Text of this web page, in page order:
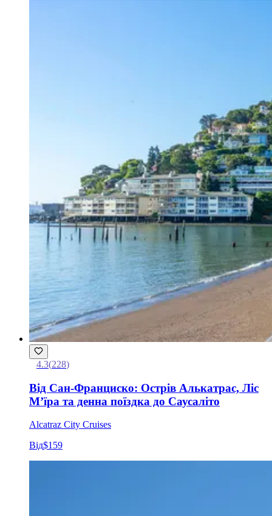
4.3(228)
Від Сан-Франциско: Острів Алькатрас, Ліс
М’їра та денна поїздка до Саусаліто
Alcatraz City Cruises
Від$159